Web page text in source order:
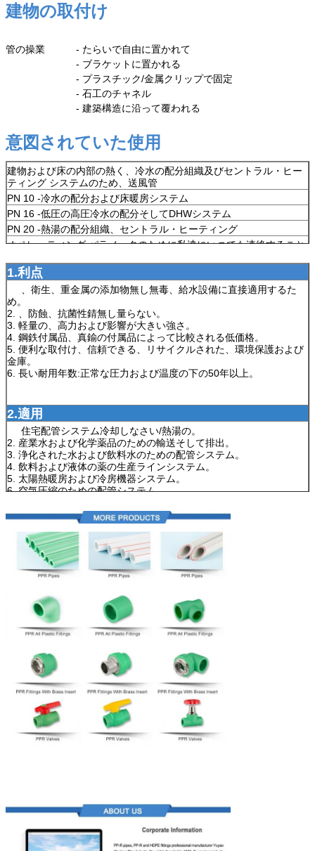
建物の取付け
管の操業
- たらいで自由に置かれて
- ブラケットに置かれる
- プラスチック/金属クリップで固定
- 石工のチャネル
- 建築構造に沿って覆われる
意図されていた使用
建物および床の内部の熱く、冷水の配分組織及びセントラル・ヒー
ティング システムのため、送風管
PN 10 -冷水の配分および床暖房システム
PN 16 -低圧の高圧冷水の配分そしてDHWシステム
PN 20 -熱湯の配分組織、セントラル・ヒーティング
オペレーティング パラメータのために私達にいつでも連絡すること
1.利点
、衛生、重金属の添加物無し無毒、給水設備に直接適用するた
め。
2. 、防蝕、抗菌性錆無し量らない。
3. 軽量の、高力および影響が大きい強さ。
4. 鋼鉄付属品、真鍮の付属品によって比較される低価格。
5. 便利な取付け、信頼できる、リサイクルされた、環境保護および
金庫。
6. 長い耐用年数:正常な圧力および温度の下の50年以上。
2.適用
住宅配管システム冷却しなさい/熱湯の。
2. 産業水および化学薬品のための輸送そして排出。
3. 浄化された水および飲料水のための配管システム。
4. 飲料および液体の薬の生産ラインシステム。
5. 太陽熱暖房および冷房機器システム。
6. 空気圧縮のための配管システム。
8. 他の企業および農業のための配管システム。